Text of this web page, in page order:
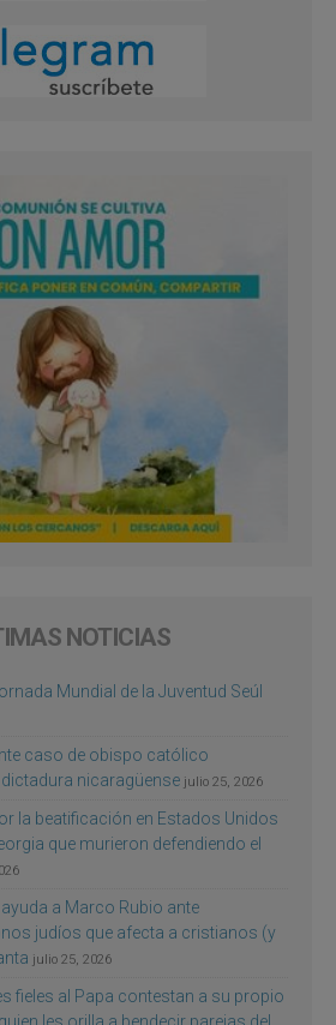
NOTICIAS
Mundial de la Juventud Seúl
caso de obispo católico
nicaragüense julio 25, 2026
la beatificación en Estados Unidos
que murieron defendiendo el
a Marco Rubio ante
judíos que afecta a cristianos (y
julio 25, 2026
fieles al Papa contestan a su propio